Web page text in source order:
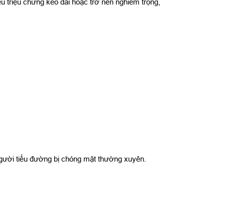
tiểu đường bị chóng mặt thường xuyên.